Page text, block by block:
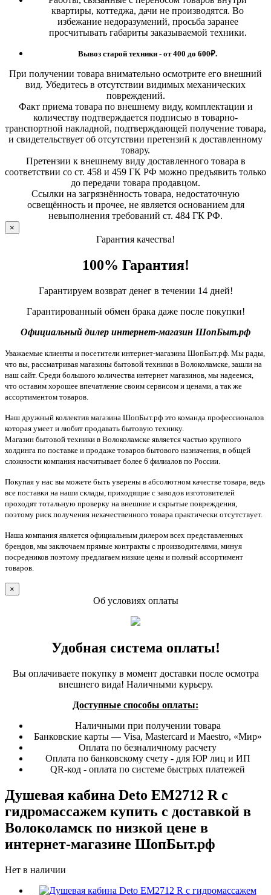
квартиры, коттеджа, дачи не производятся. Во
избежание недоразумений, просьба заранее
просчитывать габариты заказываемой техники.
Вывоз старой техники - от 400 до 600₽.
При получении товара внимательно осмотрите его внешний
вид. Убедитесь в отсутствии видимых механических
повреждений.
Факт приема товара по внешнему виду, комплектации и
количеству подтверждается подписью в товарно-
транспортной накладной, подтверждающей получение товара,
и свидетельствует об отсутствии претензий к доставленному
товару.
Претензии к внешнему виду доставленного товара в
соответствии со ст. 458 и 459 ГК РФ можно предъявить только
до передачи товара продавцом.
Ссылки на загрязнённость товара, недостаточную
освещённость и прочее, не является основанием для
невыполнения требований ст. 484 ГК РФ.
×
Гарантия качества!
100% Гарантия!
Гарантируем возврат денег в течении 14 дней!
Гарантированный обмен брака даже после покупки!
Официальный дилер интернет-магазин ШопБыт.рф
Уважаемые клиенты и посетители интернет-магазина ШопБыт.рф. Мы рады,
что вы, рассматривая магазины бытовой техники в Волоколамске, зашли на
наш сайт. Среди большого количества интернет магазинов, мы надеемся,
что оставим хорошее впечатление своим сервисом и ценами, а так же
ассортиментом товаров.
Наш дружный коллектив магазина ШопБыт.рф это команда профессионалов
которая умеет и любит продавать бытовую технику.
Магазин бытовой техники в Волоколамске является частью крупного
холдинга по поставке и продаже товаров бытового назначения, в общей
сложности компания насчитывает более 6 филиалов по России.
Покупая у нас вы можете быть уверены в абсолютном качестве товара, ведь
все поставки на наши склады, приходящие с заводов изготовителей
проходят тотальную проверку на внешние и скрытые повреждения,
поэтому риск получения некачественного товара практически отсутствует.
Наша компания является официальным дилером всех представленных
брендов, мы заключаем прямые контракты с производителями, минуя
посредников поэтому предлагаем низкие цены и полный ассортимент
товаров.
×
Об условиях оплаты
Удобная система оплаты!
Вы оплачиваете покупку в момент доставки после осмотра
внешнего вида! Наличными курьеру.
Доступные способы оплаты:
Наличными при получении товара
Банковские карты — Visa, Mastercard и Maestro, «Мир»
Оплата по безналичному расчету
Оплата по банковскому счету - для ЮР лиц и ИП
QR-код - оплата по системе быстрых платежей
Душевая кабина Deto EM2712 R с
гидромассажем купить с доставкой в
Волоколамск по низкой цене в
интернет-магазине ШопБыт.рф
Нет в наличии